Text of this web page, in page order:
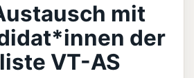
mit
der
VT-AS